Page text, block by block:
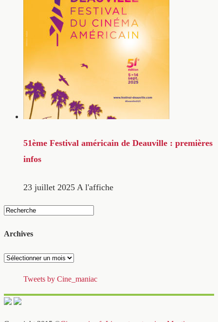
51ème Festival américain de Deauville : premières
infos
23 juillet 2025 A l'affiche
Archives
Archives
Tweets by Cine_maniac